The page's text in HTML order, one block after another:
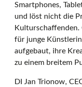
Smartphones,
und löst nicht die
Kulturschaffenden.
für junge
aufgebaut, ihre
zu einem breitem
DI Jan Trionow,